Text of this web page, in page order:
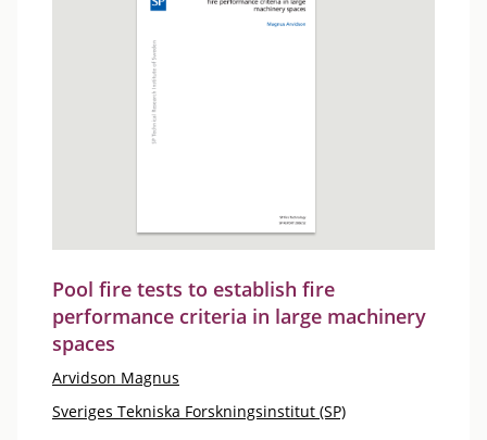
Pool fire tests to establish fire
performance criteria in large machinery
spaces
Arvidson Magnus
Sveriges Tekniska Forskningsinstitut (SP)